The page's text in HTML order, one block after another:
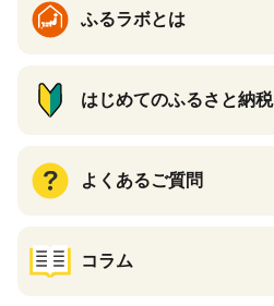
ふるラボとは
はじめてのふるさと納税
よくあるご質問
コラム